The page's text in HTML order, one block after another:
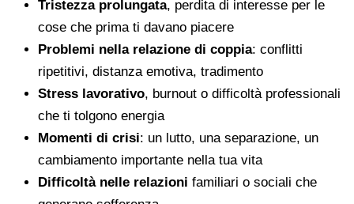
Tristezza prolungata, perdita di interesse per le
cose che prima ti davano piacere
Problemi nella relazione di coppia: conflitti
ripetitivi, distanza emotiva, tradimento
Stress lavorativo, burnout o difficoltà professionali
che ti tolgono energia
Momenti di crisi: un lutto, una separazione, un
cambiamento importante nella tua vita
Difficoltà nelle relazioni familiari o sociali che